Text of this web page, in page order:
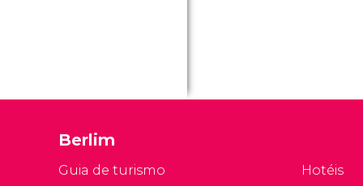
Berlim
Guia de turismo Hotéis